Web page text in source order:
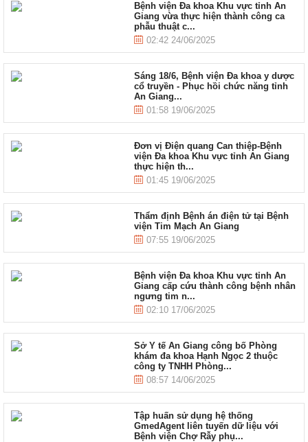
Bệnh viện Đa khoa Khu vực tỉnh An
Giang vừa thực hiện thành công ca
phẫu thuật c...
02:42 24/06/2025
Sáng 18/6, Bệnh viện Đa khoa y dược
cổ truyền - Phục hồi chức năng tỉnh
An Giang...
01:58 19/06/2025
Đơn vị Điện quang Can thiệp-Bệnh
viện Đa khoa Khu vực tỉnh An Giang
thực hiện th...
01:45 19/06/2025
Thẩm định Bệnh án điện tử tại Bệnh
viện Tim Mạch An Giang
07:55 19/06/2025
Bệnh viện Đa khoa Khu vực tỉnh An
Giang cấp cứu thành công bệnh nhân
ngưng tim n...
02:10 17/06/2025
Sở Y tế An Giang công bố Phòng
khám đa khoa Hạnh Ngọc 2 thuộc
công ty TNHH Phòng...
08:57 14/06/2025
Tập huấn sử dụng hệ thống
GmedAgent liên tuyến dữ liệu với
Bệnh viện Chợ Rẫy phụ...